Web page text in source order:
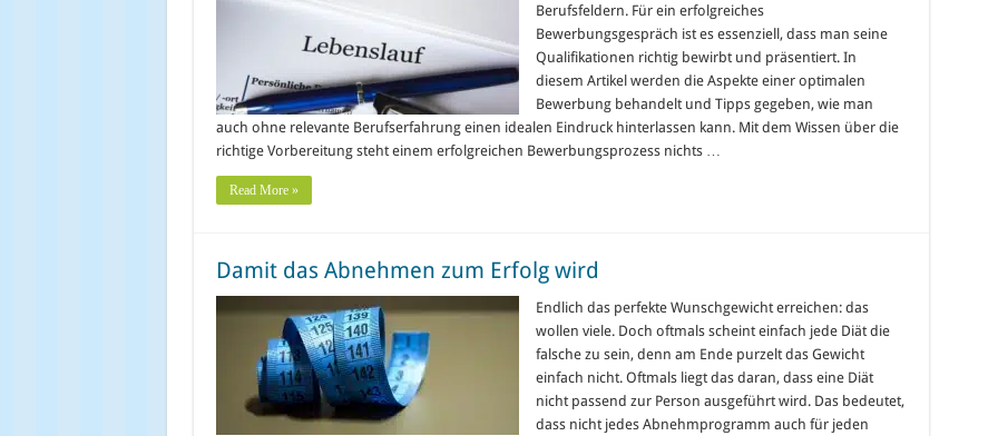
Berufsfeldern. Für ein erfolgreiches
Bewerbungsgespräch ist es essenziell, dass man seine
Qualifikationen richtig bewirbt und präsentiert. In
diesem Artikel werden die Aspekte einer optimalen
Bewerbung behandelt und Tipps gegeben, wie man
auch ohne relevante Berufserfahrung einen idealen Eindruck hinterlassen kann. Mit dem Wissen über die
richtige Vorbereitung steht einem erfolgreichen Bewerbungsprozess nichts …
Read More »
Damit das Abnehmen zum Erfolg wird
Endlich das perfekte Wunschgewicht erreichen: das
wollen viele. Doch oftmals scheint einfach jede Diät die
falsche zu sein, denn am Ende purzelt das Gewicht
einfach nicht. Oftmals liegt das daran, dass eine Diät
nicht passend zur Person ausgeführt wird. Das bedeutet,
dass nicht jedes Abnehmprogramm auch für jeden